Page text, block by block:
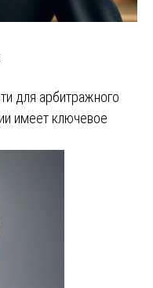
для арбитражного
имеет ключевое